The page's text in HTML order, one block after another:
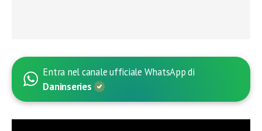
Entra nel canale ufficiale WhatsApp di
Daninseries